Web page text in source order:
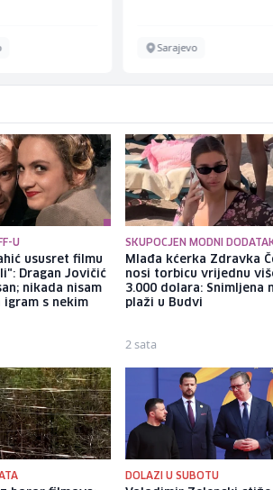
Sarajevo
U
ususret filmu
Dragan Jovičić
nikada nisam
igram s nekim
SKUPOCJEN MODNI
Mlađa kćerka Zdravka
nosi torbicu vrijednu
3.000 dolara: Snimljena
plaži u Budvi
2 sata
DOLAZI U SUBOTU